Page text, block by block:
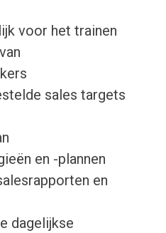
voor het trainen
sales targets
en -plannen
en
dagelijkse